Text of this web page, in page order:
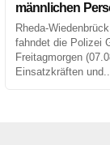
männlichen
Rheda-
fahndet die Polizei
Freitagmorgen
Einsatzkräften